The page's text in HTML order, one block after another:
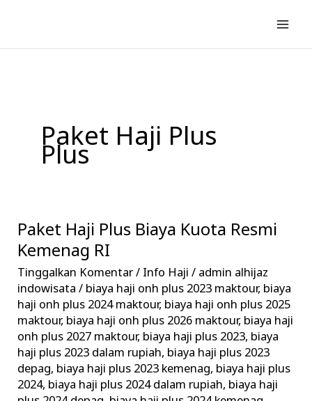
konten
Paket Haji Plus
Plus
Paket Haji Plus Biaya Kuota Resmi
Kemenag RI
Tinggalkan Komentar/ Info Haji / admin alhijaz
indowisata/ biaya haji onh plus 2023 maktour, biaya
haji onh plus 2024 maktour, biaya haji onh plus 2025
maktour, biaya haji onh plus 2026 maktour, biaya haji
onh plus 2027 maktour, biaya haji plus 2023, biaya
haji plus 2023 dalam rupiah, biaya haji plus 2023
depag, biaya haji plus 2023 kemenag, biaya haji plus
2024, biaya haji plus 2024 dalam rupiah, biaya haji
Paket
Haji
Plus
Biaya
Kuota
Resmi
Kemenag
RI